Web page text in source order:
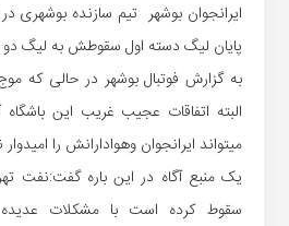
ایرانجوان بوشهر تیم سازنده بوشهری
پایان لیگ دسته اول سقوطش به لیگ
به گزارش فوتبال بوشهر در حالی که
البته اتفاقات عجیب غریب این
میتواند ایرانجوان و‌هوادارانش را
یک منبع آگاه در این باره گفت:نفت
سقوط کرده است با مشکلات